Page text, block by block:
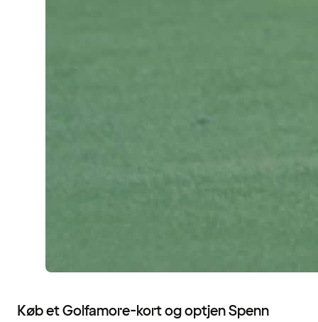
Køb et Golfamore-kort og optjen Spenn